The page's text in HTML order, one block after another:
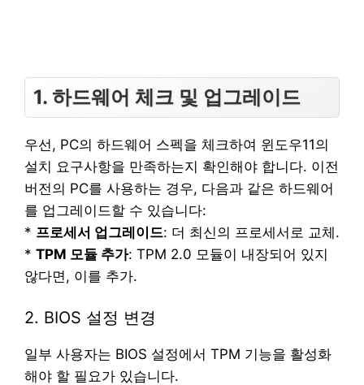
1. 하드웨어 체크 및 업그레이드
우선, PC의 하드웨어 스펙을 체크하여 윈도우11의
설치 요구사항을 만족하는지 확인해야 합니다. 이전
버전의 PC를 사용하는 경우, 다음과 같은 하드웨어
를 업그레이드할 수 있습니다:
* 프로세서 업그레이드: 더 최신의 프로세서로 교체.
* TPM 모듈 추가: TPM 2.0 모듈이 내장되어 있지
않다면, 이를 추가.
2. BIOS 설정 변경
일부 사용자는 BIOS 설정에서 TPM 기능을 활성화
해야 할 필요가 있습니다.